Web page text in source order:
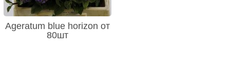
Ageratum blue horizon от
80шт